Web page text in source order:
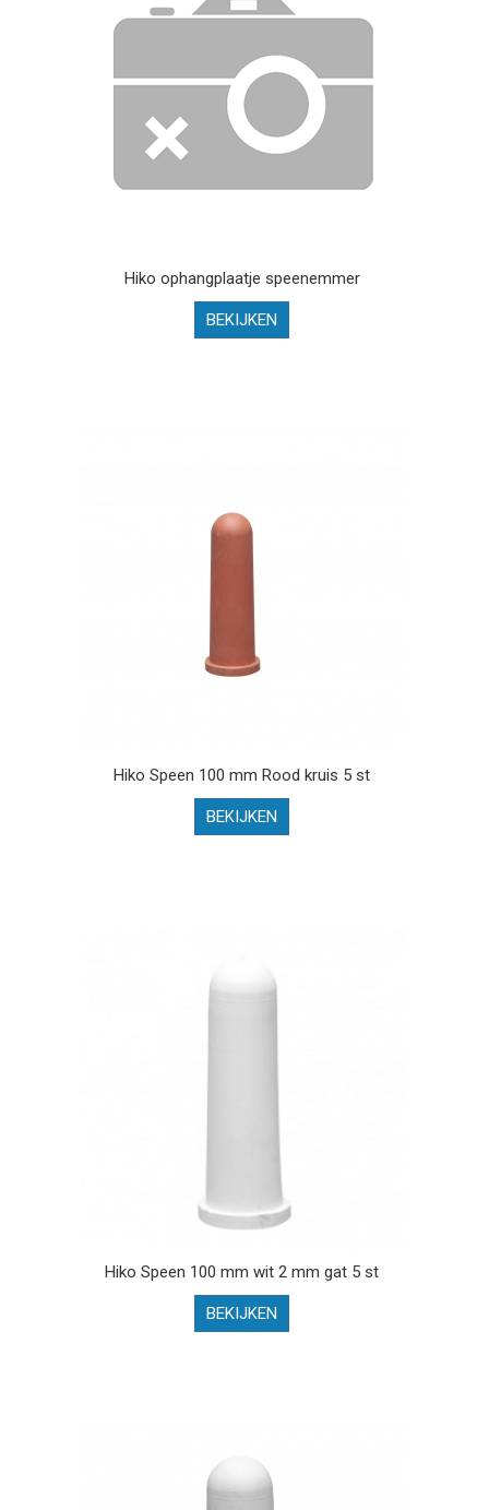
Hiko ophangplaatje speenemmer
BEKIJKEN
Hiko Speen 100 mm Rood kruis 5 st
BEKIJKEN
Hiko Speen 100 mm wit 2 mm gat 5 st
BEKIJKEN